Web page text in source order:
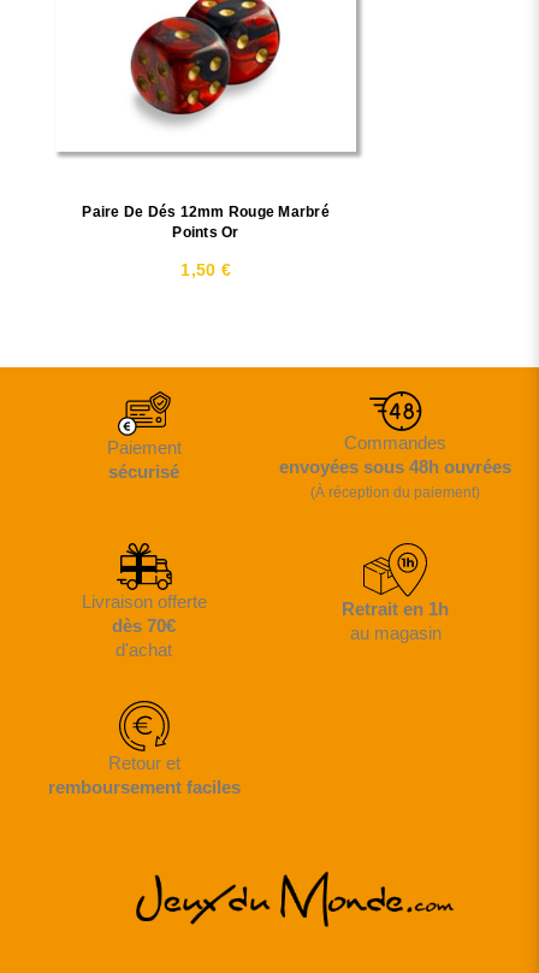
Paire De Dés 12mm Rouge Marbré
Points Or
1,50 €
Paiement
sécurisé
Commandes
envoyées sous 48h ouvrées
(À réception du paiement)
Livraison offerte
dès 70€
d'achat
Retrait en 1h
au magasin
Retour et
remboursement faciles